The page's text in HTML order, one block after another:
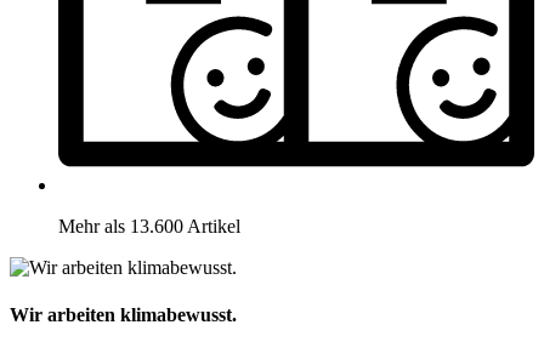
Mehr als 13.600 Artikel
Wir arbeiten klimabewusst.